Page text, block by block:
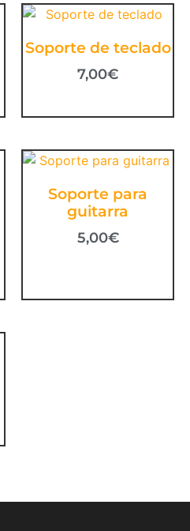
Soporte de teclado
7,00€
Soporte para
guitarra
5,00€